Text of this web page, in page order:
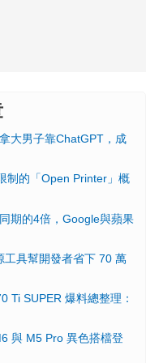
大男子靠ChatGPT，成
制的「Open Printer」概
期的4倍，Google與蘋果
具幫開發者省下 70 萬
Ti SUPER 爆料總整理：
與 M5 Pro 異色搭檔登